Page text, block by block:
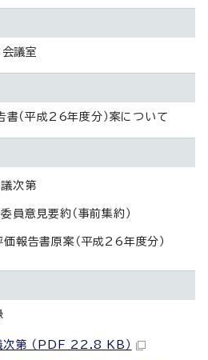
議室
書（平成26年度分）案について
次第
意見要約（事前集約）
報告書原案（平成26年度分）
第 （PDF 22.8 KB）